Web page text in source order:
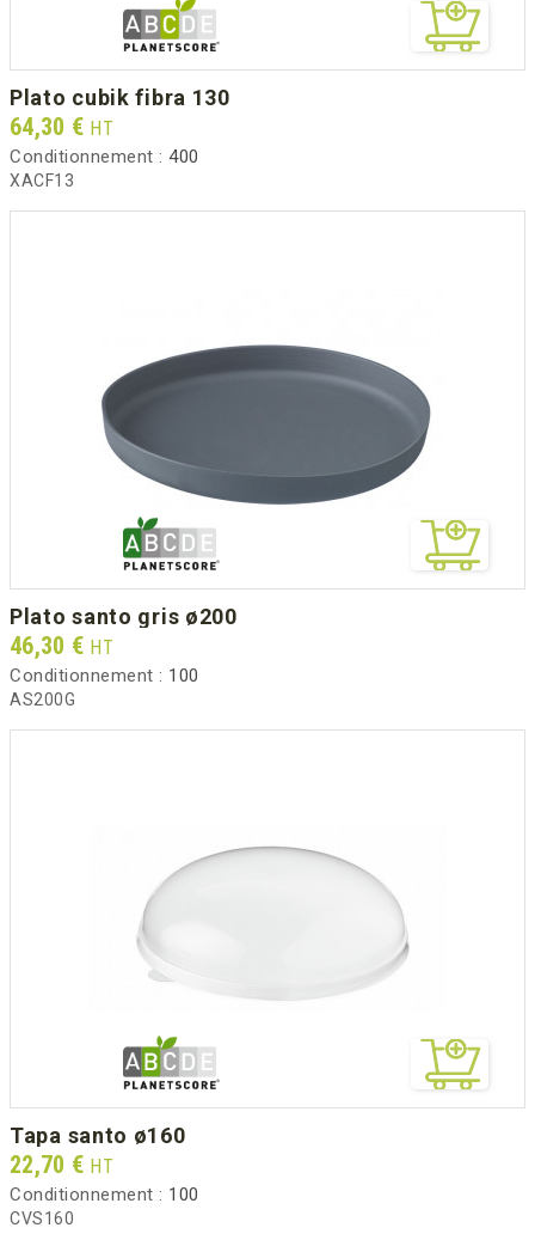
plato cubik fibra 130
Prix
64,30 € HT
Conditionnement : 400
XACF13
plato santo gris ø200
Prix
46,30 € HT
Conditionnement : 100
AS200G
tapa santo ø160
Prix
22,70 € HT
Conditionnement : 100
CVS160